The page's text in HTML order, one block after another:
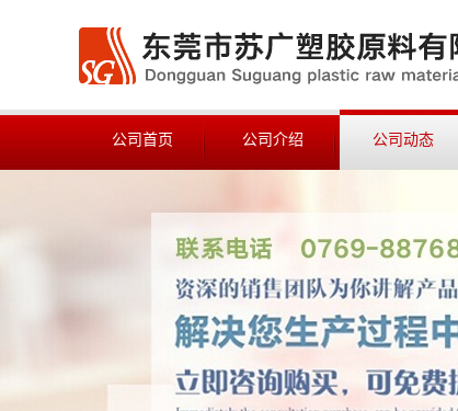
公司首页 公司介绍 公司动态